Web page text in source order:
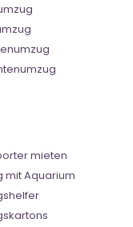
mieten
mit Aquarium